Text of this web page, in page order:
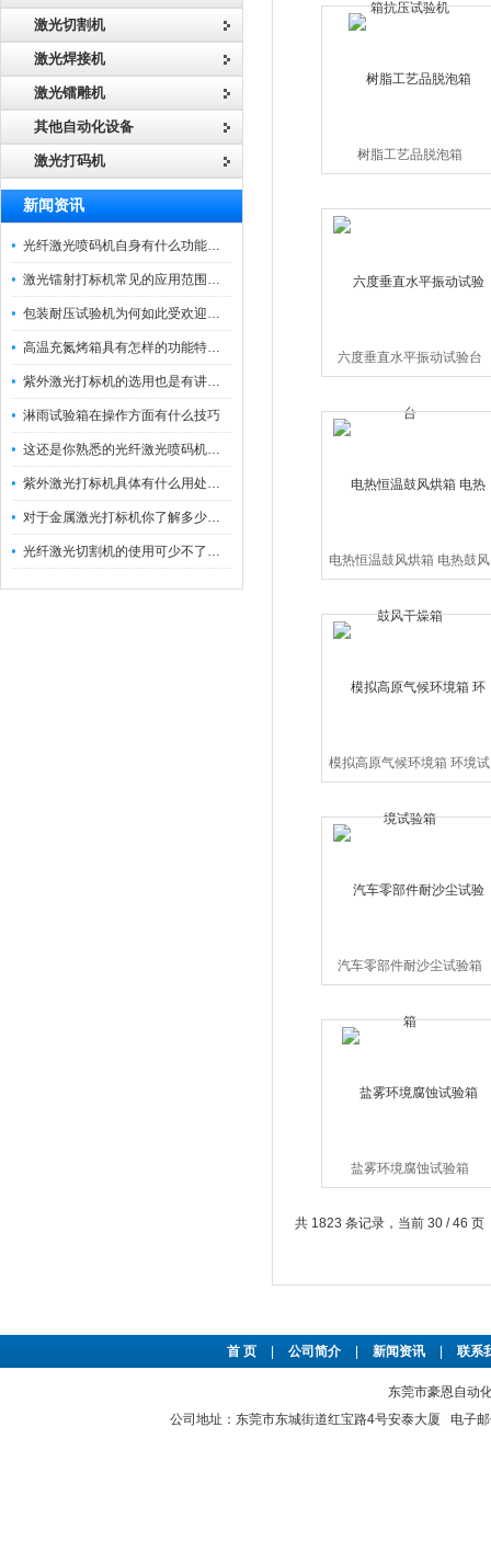
激光切割机
激光焊接机
激光镭雕机
其他自动化设备
激光打码机
新闻资讯
光纤激光喷码机自身有什么功能？不妨看看下文
激光镭射打标机常见的应用范围如下
包装耐压试验机为何如此受欢迎呢？
高温充氮烤箱具有怎样的功能特点呢？
紫外激光打标机的选用也是有讲究的
淋雨试验箱在操作方面有什么技巧
这还是你熟悉的光纤激光喷码机吗？
紫外激光打标机具体有什么用处呢？
对于金属激光打标机你了解多少呢？
光纤激光切割机的使用可少不了以下步骤
树脂工艺品脱泡箱
六度垂直水平振动试验台
电热恒温鼓风烘箱 电热鼓风
干燥箱
模拟高原气候环境箱 环境试
验箱
汽车零部件耐沙尘试验箱
盐雾环境腐蚀试验箱
共 1823 条记录，当前 30 / 46 页
首 页 公司简介 新闻资讯 联系
东莞市豪恩自动
公司地址：东莞市东城街道红宝路4号安泰大厦 电子